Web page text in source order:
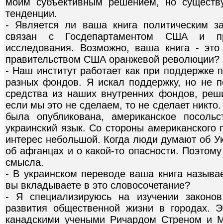
тенденции.
- Является ли ваша книга политическим
связан с Госдепартаментом США и
исследования. Возможно, ваша книга -
правительством США оранжевой революции?
- Наш институт работает как при поддержке
разных фондов. Я искал поддержку, но не
средства из наших внутренних фондов,
если мы это не сделаем, то не сделает
была опубликована, американское
украинский язык. Со стороны американского
интерес небольшой. Когда люди думают об
об афганцах и о какой-то опасности.
смысла.
- В украинском переводе ваша книга
вы вкладываете в это словосочетание?
- Я специализируюсь на изучении законов
развития общественной жизни в городах.
канадскими учеными Ричардом Стреном